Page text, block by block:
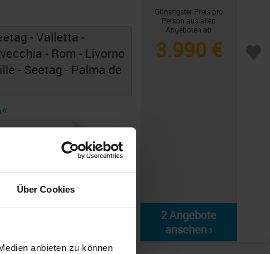
Über Cookies
anbieten zu können
- Valletta -
- Rom - Livorno
- Seetag - Palma de
Günstigster Preis pro
Person aus allen
Angeboten ab
3.990 €
2 Angebote
ansehen ›